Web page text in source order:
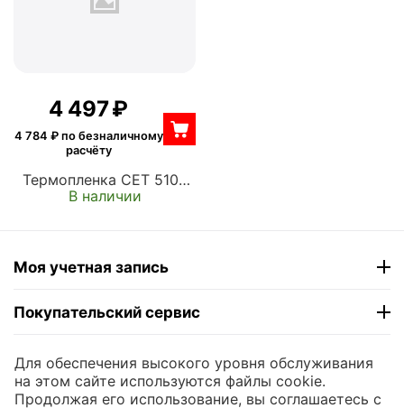
Термопленка CET 5109
(FM3-5950-Film) для
/C5255 (CET5109)
В наличии
4 497₽
4 784 ₽ по безналичному
расчёту
Моя учетная запись
Покупательский сервис
Контакты
Для обеспечения высокого уровня обслуживания
на этом сайте используются файлы cookie.
Продолжая его использование, вы соглашаетесь с